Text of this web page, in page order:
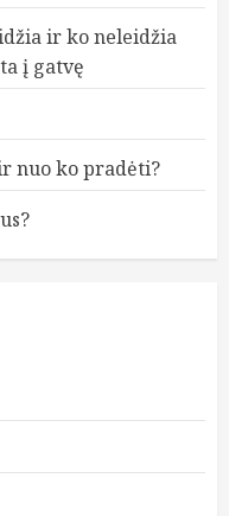
ir ko neleidžia
į gatvę
nuo ko pradėti?